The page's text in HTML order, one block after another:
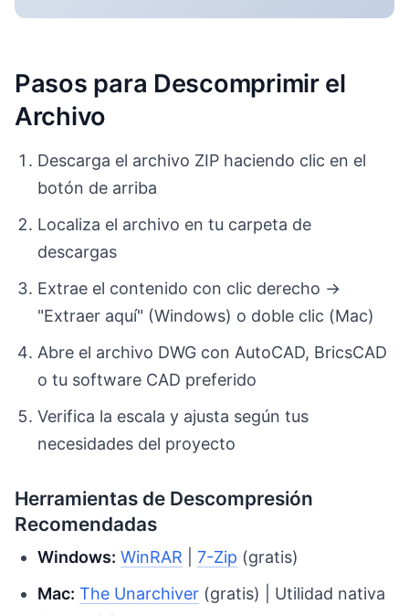
Pasos para Descomprimir el
Archivo
Descarga el archivo ZIP haciendo clic en el
botón de arriba
Localiza el archivo en tu carpeta de
descargas
Extrae el contenido con clic derecho →
"Extraer aquí" (Windows) o doble clic (Mac)
Abre el archivo DWG con AutoCAD, BricsCAD
o tu software CAD preferido
Verifica la escala y ajusta según tus
necesidades del proyecto
Herramientas de Descompresión
Recomendadas
Windows: WinRAR |7-Zip (gratis)
Mac: The Unarchiver (gratis) | Utilidad nativa